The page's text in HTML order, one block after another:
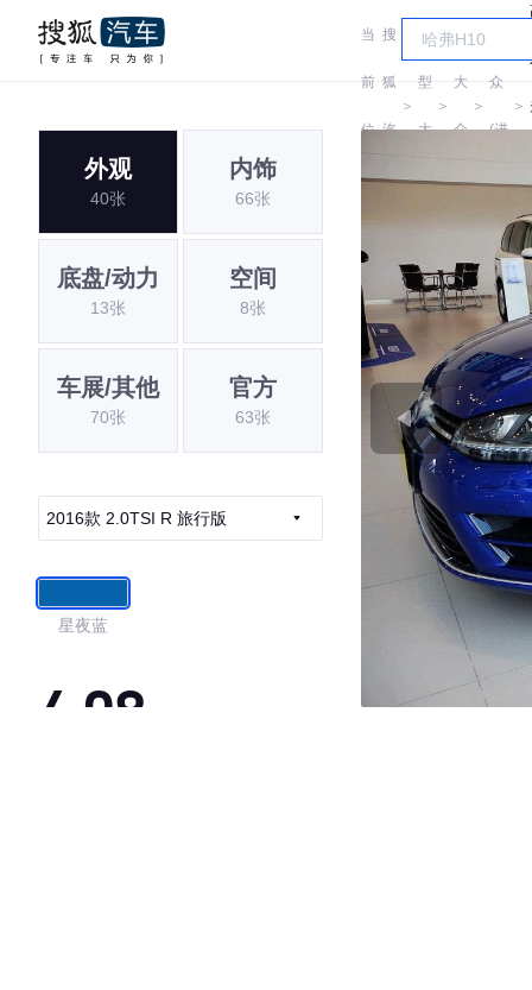
当
前
位
置:
搜
狐
汽
车
＞
车
型
大
全
＞
大
众
＞
众
(进
＞
外观
40张
内饰
66张
底盘/动力
13张
空间
8张
车展/其他
70张
官方
63张
2016款 2.0TSI R 旅行版
星夜蓝
4.08